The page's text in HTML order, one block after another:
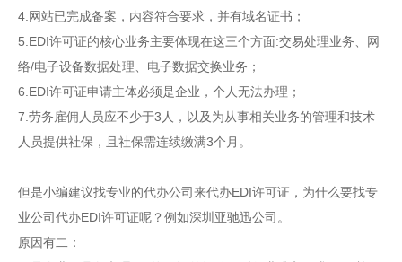
4.网站已完成备案，内容符合要求，并有域名证书；
5.EDI许可证的核心业务主要体现在这三个方面:交易处理业务、网
络/电子设备数据处理、电子数据交换业务；
6.EDI许可证申请主体必须是企业，个人无法办理；
7.劳务雇佣人员应不少于3人，以及为从事相关业务的管理和技术
人员提供社保，且社保需连续缴满3个月。
但是小编建议找专业的代办公司来代办EDI许可证，为什么要找专
业公司代办EDI许可证呢？例如深圳亚驰迅公司。
原因有二：